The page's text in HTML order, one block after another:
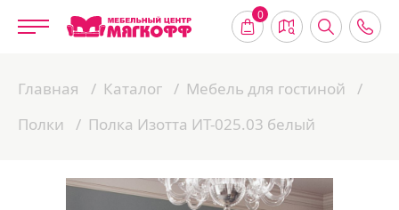
0
Главная Каталог
Мебель для гостиной
Полки
Полка Изотта ИТ-025.03 белый